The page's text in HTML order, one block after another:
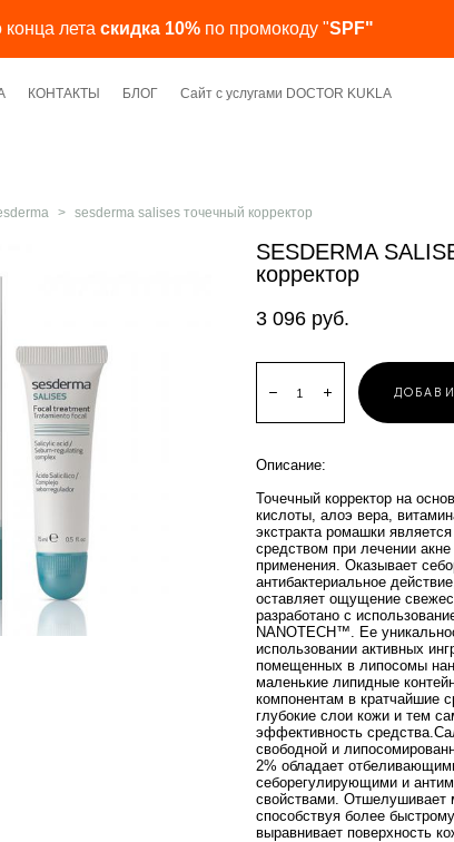
лета скидка 10%по промокоду "SPF"
КОНТАКТЫ БЛОГ
Сайт с услугами DOCTOR KUKLA
> sesderma salises точечный корректор
SESDERMA
корректор
3 096 pуб.
Описание:
Точечный корректор на
кислоты, алоэ вера,
экстракта ромашки
средством при лечении
применения. Оказывает
антибактериальное
оставляет ощущение
разработано с
NANOTECH™. Ее
использовании активных
помещенных в липосомы
маленькие липидные
компонентам в кратчайшие
глубокие слои кожи и тем
эффективность
свободной и
2% обладает
себорегулирующими и
свойствами. Отшелушивает
способствуя более
выравнивает поверхность